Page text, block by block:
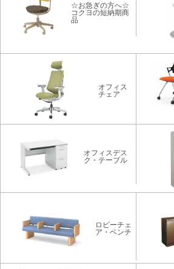
☆お急ぎの方へ☆
コクヨの短納期商
品
オフィス
チェア
オフィスデス
ク・テーブル
ロビーチェ
ア・ベンチ